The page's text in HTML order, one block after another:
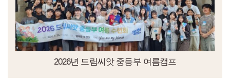
2026년 드림씨앗 중등부 여름캠프